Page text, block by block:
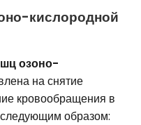
кислородной
озоно-
на снятие
кровообращения в
образом: